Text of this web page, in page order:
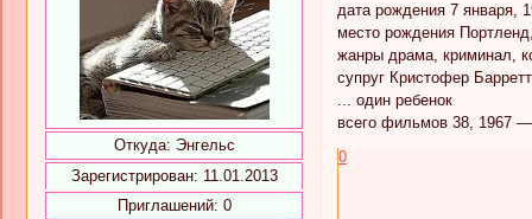
Откуда: Энгельс
Зарегистрирован: 11.01.2013
Приглашений: 0
дата рождения 7 января,
место рождения
жанры драма, криминал,
супруг Кристофер Барретт
... один ребенок
всего фильмов 38, 1967
0